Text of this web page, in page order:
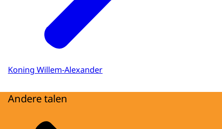
Koning Willem-Alexander
Andere talen